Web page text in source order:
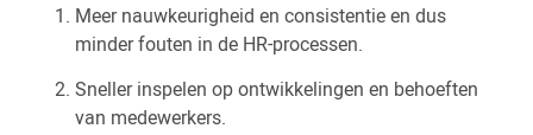
Meer nauwkeurigheid en consistentie en dus
minder fouten in de HR-processen.
Sneller inspelen op ontwikkelingen en behoeften
van medewerkers.